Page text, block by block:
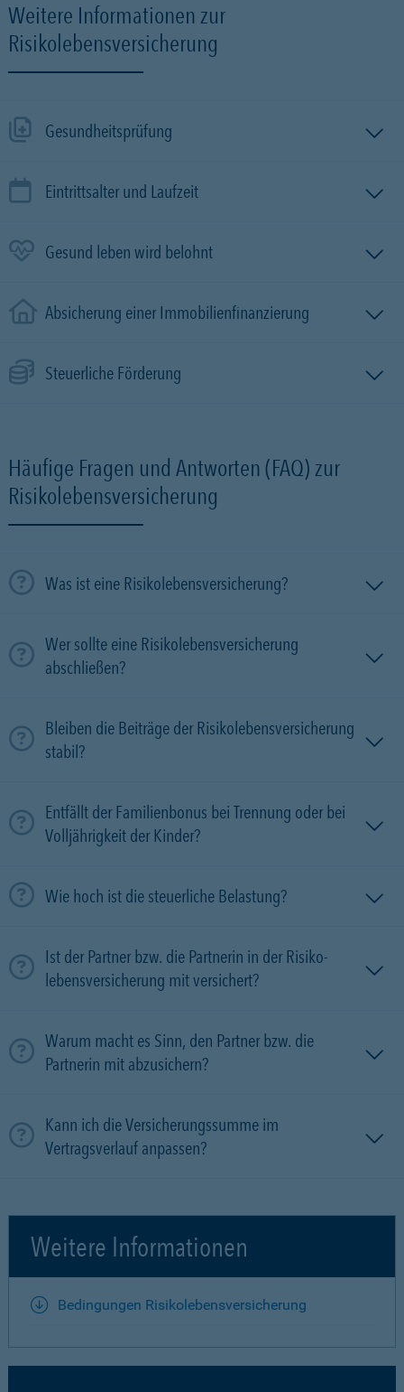
Weitere Informationen zur
Risikolebensversicherung
Gesundheitsprüfung
Eintrittsalter und Laufzeit
Gesund leben wird belohnt
Absicherung einer Immobilien­finanzierung
Steuerliche Förderung
Häufige Fragen und Antworten (FAQ) zur
Risikolebensversicherung
Was ist eine Risikolebensversicherung?
Wer sollte eine Risikolebensversicherung
abschließen?
Bleiben die Beiträge der Risikolebensversicherung
stabil?
Entfällt der Familienbonus bei Trennung oder bei
Volljährigkeit der Kinder?
Wie hoch ist die steuerliche Belastung?
Ist der Partner bzw. die Partnerin in der Risiko­
lebens­versicherung mit versichert?
Warum macht es Sinn, den Partner bzw. die
Partnerin mit ab­zu­sichern?
Kann ich die Versicherungssumme im
Vertragsverlauf anpassen?
Weitere Informationen
Bedingungen Risikolebensversicherung